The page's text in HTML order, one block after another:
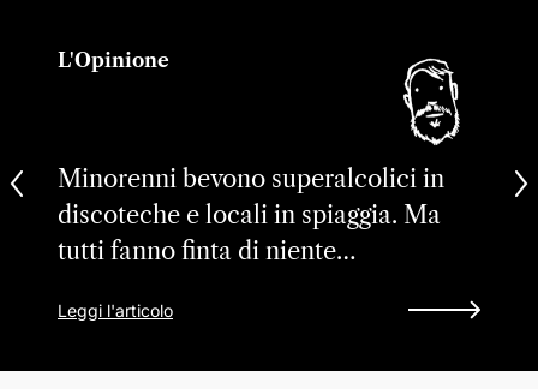
L'Opinione
Minorenni bevono superalcolici in
discoteche e locali in spiaggia. Ma
tutti fanno finta di niente…
Leggi l'articolo